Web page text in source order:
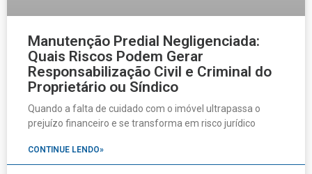
Manutenção Predial Negligenciada:
Quais Riscos Podem Gerar
Responsabilização Civil e Criminal do
Proprietário ou Síndico
Quando a falta de cuidado com o imóvel ultrapassa o
prejuízo financeiro e se transforma em risco jurídico
CONTINUE LENDO»